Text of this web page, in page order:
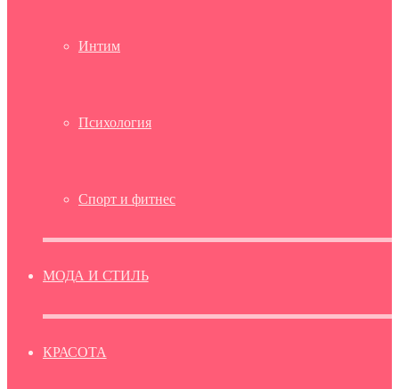
Интим
Психология
Спорт и фитнес
МОДА И СТИЛЬ
КРАСОТА